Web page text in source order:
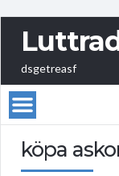
dsgetreasf
köpa